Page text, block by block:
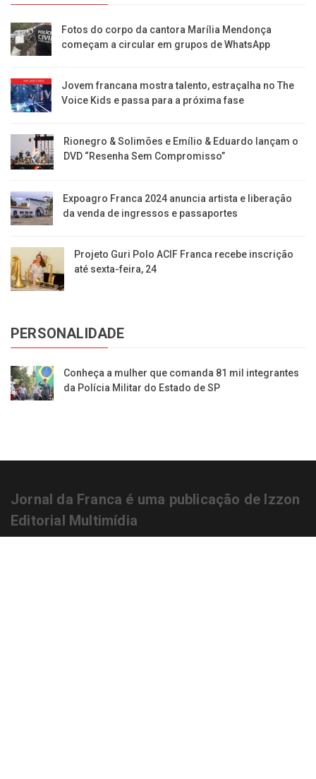
Fotos do corpo da cantora Marília Mendonça
começam a circular em grupos de WhatsApp
Jovem francana mostra talento, estraçalha no The
Voice Kids e passa para a próxima fase
Rionegro & Solimões e Emílio & Eduardo lançam o
DVD “Resenha Sem Compromisso”
Expoagro Franca 2024 anuncia artista e liberação
da venda de ingressos e passaportes
Projeto Guri Polo ACIF Franca recebe inscrição
até sexta-feira, 24
PERSONALIDADE
Conheça a mulher que comanda 81 mil integrantes
da Polícia Militar do Estado de SP
Jornal da Franca é uma publicação de Izzon
Editorial Multimídia